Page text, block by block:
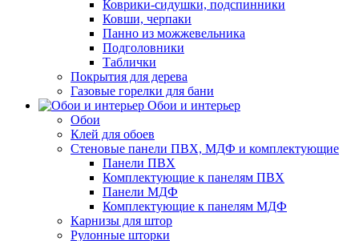
Коврики-сидушки, подспинники
Ковши, черпаки
Панно из можжевельника
Подголовники
Таблички
Покрытия для дерева
Газовые горелки для бани
Обои и интерьер
Обои
Клей для обоев
Стеновые панели ПВХ, МДФ и комплектующие
Панели ПВХ
Комплектующие к панелям ПВХ
Панели МДФ
Комплектующие к панелям МДФ
Карнизы для штор
Рулонные шторки